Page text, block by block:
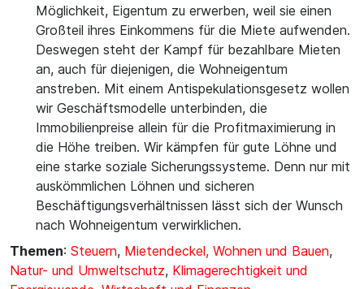
Möglichkeit, Eigentum zu erwerben, weil sie einen
Großteil ihres Einkommens für die Miete aufwenden.
Deswegen steht der Kampf für bezahlbare Mieten
an, auch für diejenigen, die Wohneigentum
anstreben. Mit einem Antispekulationsgesetz wollen
wir Geschäftsmodelle unterbinden, die
Immobilienpreise allein für die Profitmaximierung in
die Höhe treiben. Wir kämpfen für gute Löhne und
eine starke soziale Sicherungssysteme. Denn nur mit
auskömmlichen Löhnen und sicheren
Beschäftigungsverhältnissen lässt sich der Wunsch
nach Wohneigentum verwirklichen.
Themen: Steuern, Mietendeckel, Wohnen und Bauen,
Natur- und Umweltschutz, Klimagerechtigkeit und